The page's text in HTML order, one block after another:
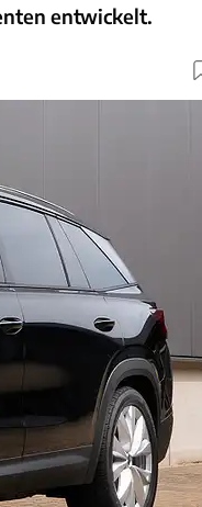
entwickelt.